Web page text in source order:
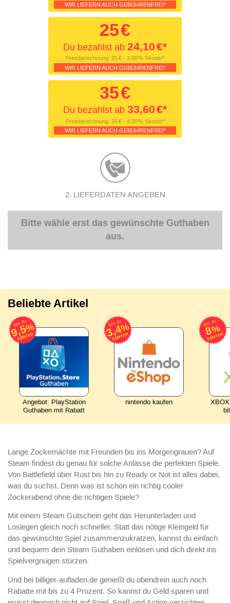
WIR LIEFERN AUCH GEBÜHRENFREI*
25€
Du bezahlst ab24,10€*
Preisberechnung:25€ - 3,60% Skonto*
WIR LIEFERN AUCH GEBÜHRENFREI*
35€
Du bezahlst ab33,60€*
Preisberechnung:35€ - 4,00% Skonto*
WIR LIEFERN AUCH GEBÜHRENFREI*
2. LIEFERDATEN ANGEBEN
Bitte wähle erst das gewünschte Guthaben
aus.
Beliebte Artikel
Angebot: PlayStation
Guthaben mit Rabatt
bis zu
9,5%
sparen
nintendo kaufen
bis zu
3,4%
sparen
bis zu
8%
sparen
Lange Zockernächte mit Freunden bis ins Morgengrauen? Auf
Steam findest du genau für solche Anlässe die perfekten Spiele.
Von Battlefield über Rust bis hin zu Ready or Not ist alles dabei,
was du suchst. Denn was ist schon ein richtig cooler
Zockerabend ohne die richtigen Spiele?
Mit einem Steam Gutschein geht das Herunterladen und
Loslegen gleich noch schneller. Statt das nötige Kleingeld für
das gewünschte Spiel zusammenzukratzen, kannst du einfach
und bequem dein Steam Guthaben einlösen und dich direkt ins
Spielvergnügen stürzen.
Und bei billiger-aufladen.de genießt du obendrein auch noch
Rabatte mit bis zu 4 Prozent. So kannst du Geld sparen und